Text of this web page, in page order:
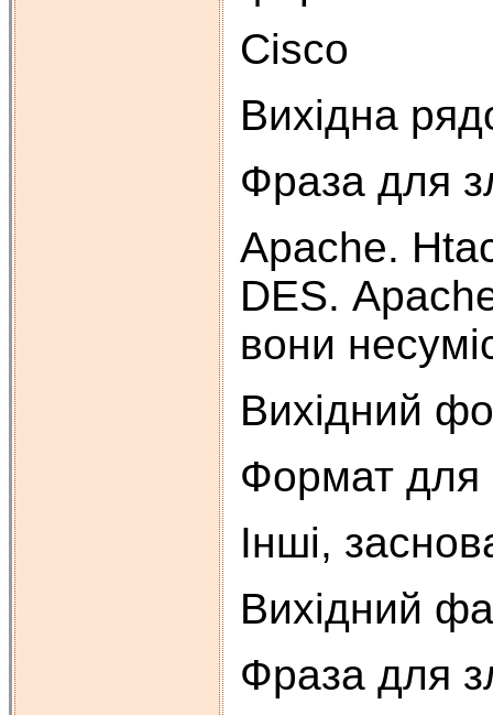
Cisco
Вихідна
Фраза для
Apache.
DES.
вони
Вихідний
Формат для
Інші,
Вихідний
Фраза для